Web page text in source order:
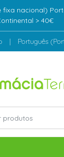
fixa nacional)
> 40€
| Português